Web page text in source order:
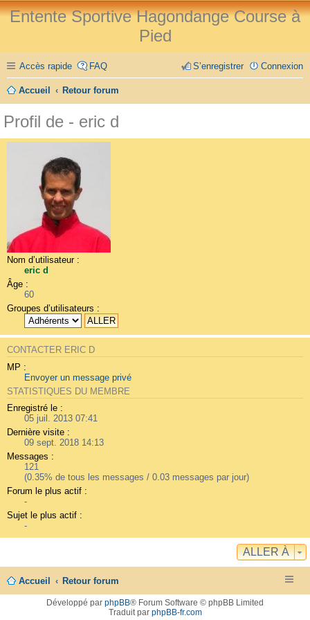
Entente Sportive Hagondange Course à
Pied
Accès rapide FAQ Connexion
S’enregistrer
Accueil Retour forum
Profil de - eric d
Nom d’utilisateur :
eric d
Âge :
60
Groupes d’utilisateurs :
CONTACTER ERIC D
MP :
Envoyer un message privé
STATISTIQUES DU MEMBRE
Enregistré le :
05 juil. 2013 07:41
Dernière visite :
09 sept. 2018 14:13
Messages :
121
(0.35% de tous les messages / 0.03 messages par jour)
Forum le plus actif :
-
Sujet le plus actif :
-
ALLER À
Accueil Retour forum
Développé par phpBB® Forum Software © phpBB Limited
Traduit par phpBB-fr.com